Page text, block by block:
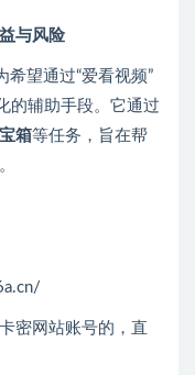
与风险
希望通过“爱看视频”
的辅助手段。它通过
箱等任务，旨在帮
密网站账号的，直